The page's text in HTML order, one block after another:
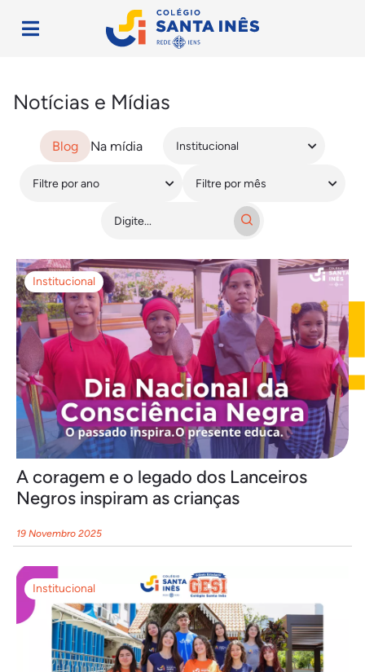
Notícias e Mídias
Blog Na mídia
Institucional
A coragem e o legado dos Lanceiros
Negros inspiram as crianças
19 Novembro 2025
Institucional